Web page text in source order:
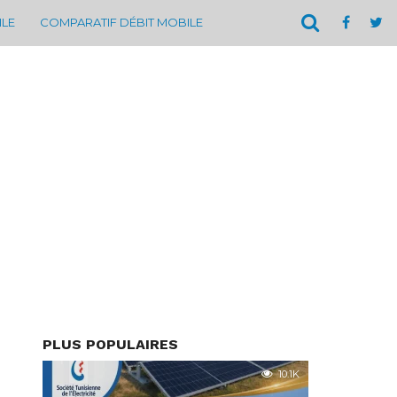
COMPARATIF DÉBIT MOBILE
PLUS POPULAIRES
10.1K